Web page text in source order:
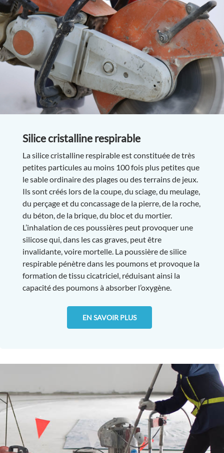
Silice cristalline respirable
La silice cristalline respirable est constituée de très
petites particules au moins 100 fois plus petites que
le sable ordinaire des plages ou des terrains de jeux.
Ils sont créés lors de la coupe, du sciage, du meulage,
du perçage et du concassage de la pierre, de la roche,
du béton, de la brique, du bloc et du mortier.
L’inhalation de ces poussières peut provoquer une
silicose qui, dans les cas graves, peut être
invalidante, voire mortelle. La poussière de silice
respirable pénètre dans les poumons et provoque la
formation de tissu cicatriciel, réduisant ainsi la
capacité des poumons à absorber l’oxygène.
EN SAVOIR PLUS